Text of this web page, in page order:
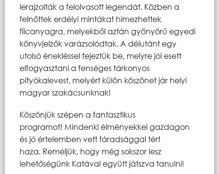
lerajzolták a felolvasott legendát. Közben a
felnőttek erdélyi mintákat hímezhettek
filcanyagra, melyekből aztán gyönyörű egyedi
könyvjelzők varázsolódtak. A délutánt egy
utolsó énekléssel fejeztük be, melyre jól esett
elfogyasztani a fenséges tárkonyos
pityókalevest, melyért külön köszönet jár helyi
magyar szakácsunknak!
Köszönjük szépen a fantasztikus
programot! Mindenki élményekkel gazdagon
és jó értelemben vett fáradsággal tért
haza. Reméljük, hogy még sokszor lesz
lehetőségünk Katával együtt játszva tanulni!